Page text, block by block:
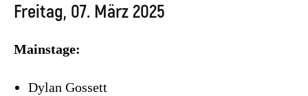
Freitag, 07. März 2025
Mainstage:
Dylan Gossett